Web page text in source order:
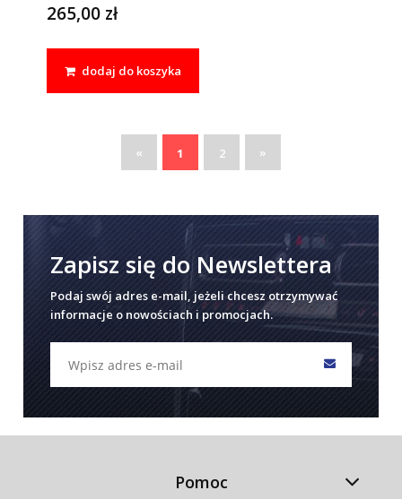
265,00 zł
dodaj do koszyka
« 1 2 »
Zapisz się do Newslettera
Podaj swój adres e-mail, jeżeli chcesz otrzymywać
informacje o nowościach i promocjach.
Pomoc